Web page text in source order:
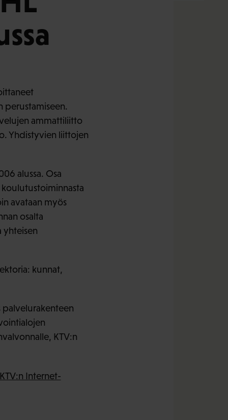
perustamiseen.
ammattiliitto
Yhdistyvien liittojen
alussa. Osa
avataan myös
osalta
yhteisen
kunnat,
palvelurakenteen
KTV:n
Internet-